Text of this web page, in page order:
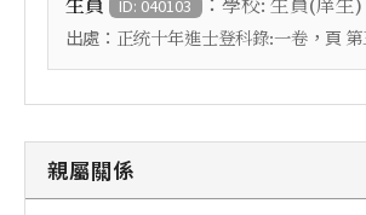
ID: 040103
出處： 正统十年進士登科錄:一卷 ，頁
親屬關係